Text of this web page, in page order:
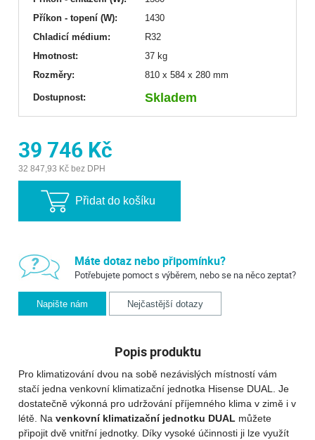
Příkon - topení (W):
1430
Chladicí médium:
R32
Hmotnost:
37 kg
Rozměry:
810 x 584 x 280 mm
Dostupnost: Skladem
39 746 Kč
32 847,93 Kč bez DPH
Přidat do košíku
Máte dotaz nebo připomínku?
Potřebujete pomoct s výběrem, nebo se na něco zeptat?
Napište nám Nejčastější dotazy
Popis produktu
Pro klimatizování dvou na sobě nezávislých místností vám
stačí jedna venkovní klimatizační jednotka Hisense DUAL. Je
dostatečně výkonná pro udržování příjemného klima v zimě i v
létě. Navenkovní klimatizační jednotku DUAL můžete
připojit dvě vnitřní jednotky. Díky vysoké účinnosti ji lze využít